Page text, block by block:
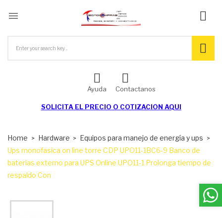

Ayuda Contactanos
SOLICITA EL PRECIO O COTIZACION AQUI
Home Hardware
Equipos para manejo de energía y ups
Ups monofasica on line torre CDP UPO11-1BC6-9 Banco de
baterias externo para UPS Online UPO11-1 Prolonga tiempo de
respaldo Con